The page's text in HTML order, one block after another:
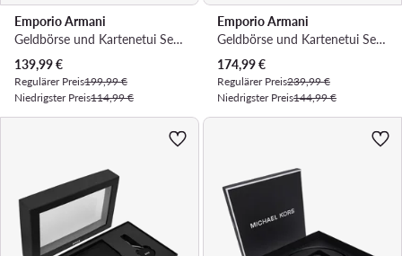
Emporio Armani
Geldbörse und Kartenetui Set · Schwarz
Aktueller Preis
139,99€
Regulärer Preis199,99 €
Niedrigster Preis114,99 €
Emporio Armani
Geldbörse und Kartenetui Set · Schwarz
Aktueller Preis
174,99€
Regulärer Preis239,99 €
Niedrigster Preis144,99 €